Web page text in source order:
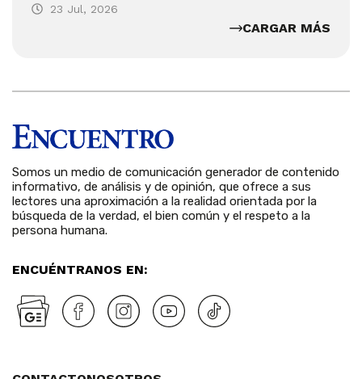
23 Jul, 2026
CARGAR MÁS
Somos un medio de comunicación generador de contenido
informativo, de análisis y de opinión, que ofrece a sus
lectores una aproximación a la realidad orientada por la
búsqueda de la verdad, el bien común y el respeto a la
persona humana.
ENCUÉNTRANOS EN: